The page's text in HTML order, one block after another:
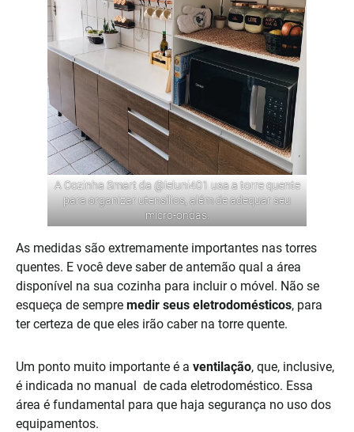
A Cozinha Smart da@leluni401 usa a torre quente
para organizar utensílios, além de adequar seu
micro-ondas.
As medidas são extremamente importantes nas torres
quentes. E você deve saber de antemão qual a área
disponível na sua cozinha para incluir o móvel. Não se
esqueça de sempre medir seus eletrodomésticos, para
ter certeza de que eles irão caber na torre quente.
Um ponto muito importante é a ventilação, que, inclusive,
é indicada no manual de cada eletrodoméstico. Essa
área é fundamental para que haja segurança no uso dos
equipamentos.